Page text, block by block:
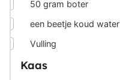
50 gram boter
een beetje koud water
Vulling
Kaas